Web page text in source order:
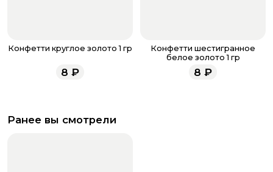
Конфетти круглое золото 1 гр
8 ₽
Конфетти шестигранное
белое золото 1 гр
8 ₽
Ранее вы смотрели